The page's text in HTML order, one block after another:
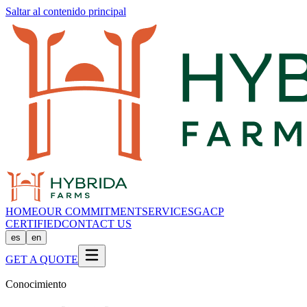
Saltar al contenido principal
HOMEOUR COMMITMENTSERVICESGACP
CERTIFIEDCONTACT US
es en
GET A QUOTE
Conocimiento